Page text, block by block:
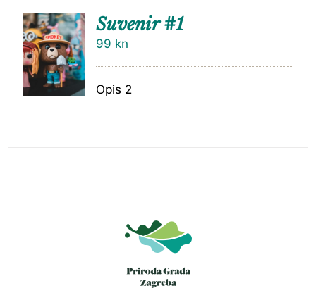
DODAJ
U
KOŠARI
CU
Suvenir #1
99 kn
Opis 2